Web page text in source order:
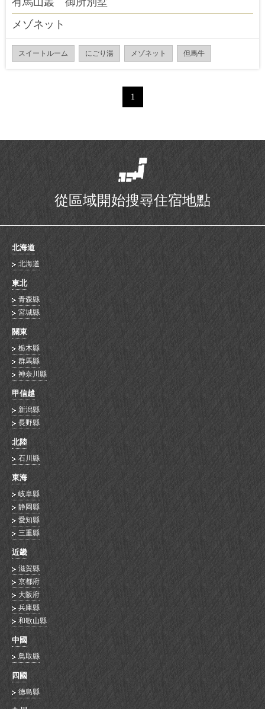
メゾネット
スイートルーム にごり湯 メゾネット 但馬牛
1
從區域開始搜尋住宿地點
北海道
北海道
東北
青森縣
宮城縣
關東
栃木縣
群馬縣
神奈川縣
甲信越
新潟縣
長野縣
北陸
石川縣
東海
岐阜縣
静岡縣
愛知縣
三重縣
近畿
滋賀縣
京都府
大阪府
兵庫縣
和歌山縣
中國
鳥取縣
四國
德島縣